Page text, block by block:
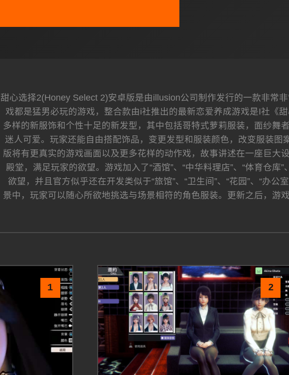
甜心选择2(Honey Select 2)安卓版是由illusion公司制作发行的一款非常
戏都是猛男必玩的游戏，整合款由i社推出的最新恋爱养成游戏是I社《
多样的新服饰和个性十足的新发型，其中包括哥特式萝莉服装，面纱舞
迷人可爱。玩家还能自由搭配饰品，变更发型和服装颜色，改变服装
版将有更真实的游戏画面以及更多花样的动作戏，故事讲述在一座巨大
殿堂，满足玩家的欲望。游戏加入了“酒馆”、“中华料理店”、“体育仓
欲望，并且官方似乎还在开发类似于“旅馆”、“卫生间”、“花园”、“办
景中，玩家可以随心所欲地挑选与场景相符的角色服装。更新之后，游
1 2